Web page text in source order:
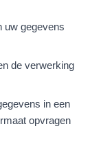
uw gegevens
de verwerking
in een
opvragen